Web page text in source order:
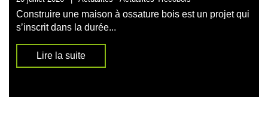
Construire une maison à ossature bois est un projet qui
s’inscrit dans la durée...
Lire la suite